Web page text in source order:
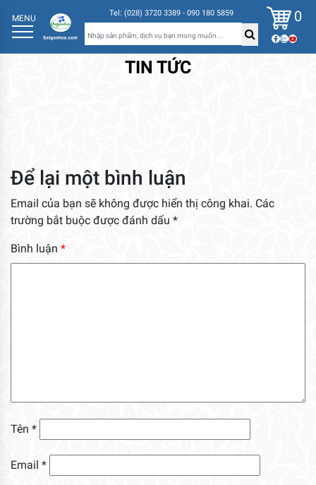
MENU Tel: (028) 3720 3389 - 090 180 5859 0
TIN TỨC
Để lại một bình luận
Email của bạn sẽ không được hiển thị công khai. Các
trường bắt buộc được đánh dấu *
Bình luận *
Tên *
Email *